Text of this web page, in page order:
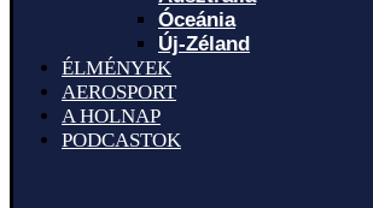
Óceánia
Új-Zéland
ÉLMÉNYEK
AEROSPORT
A HOLNAP
PODCASTOK